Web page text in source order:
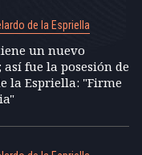
de la Espriella
un nuevo
fue la posesión de
la Espriella: "Firme